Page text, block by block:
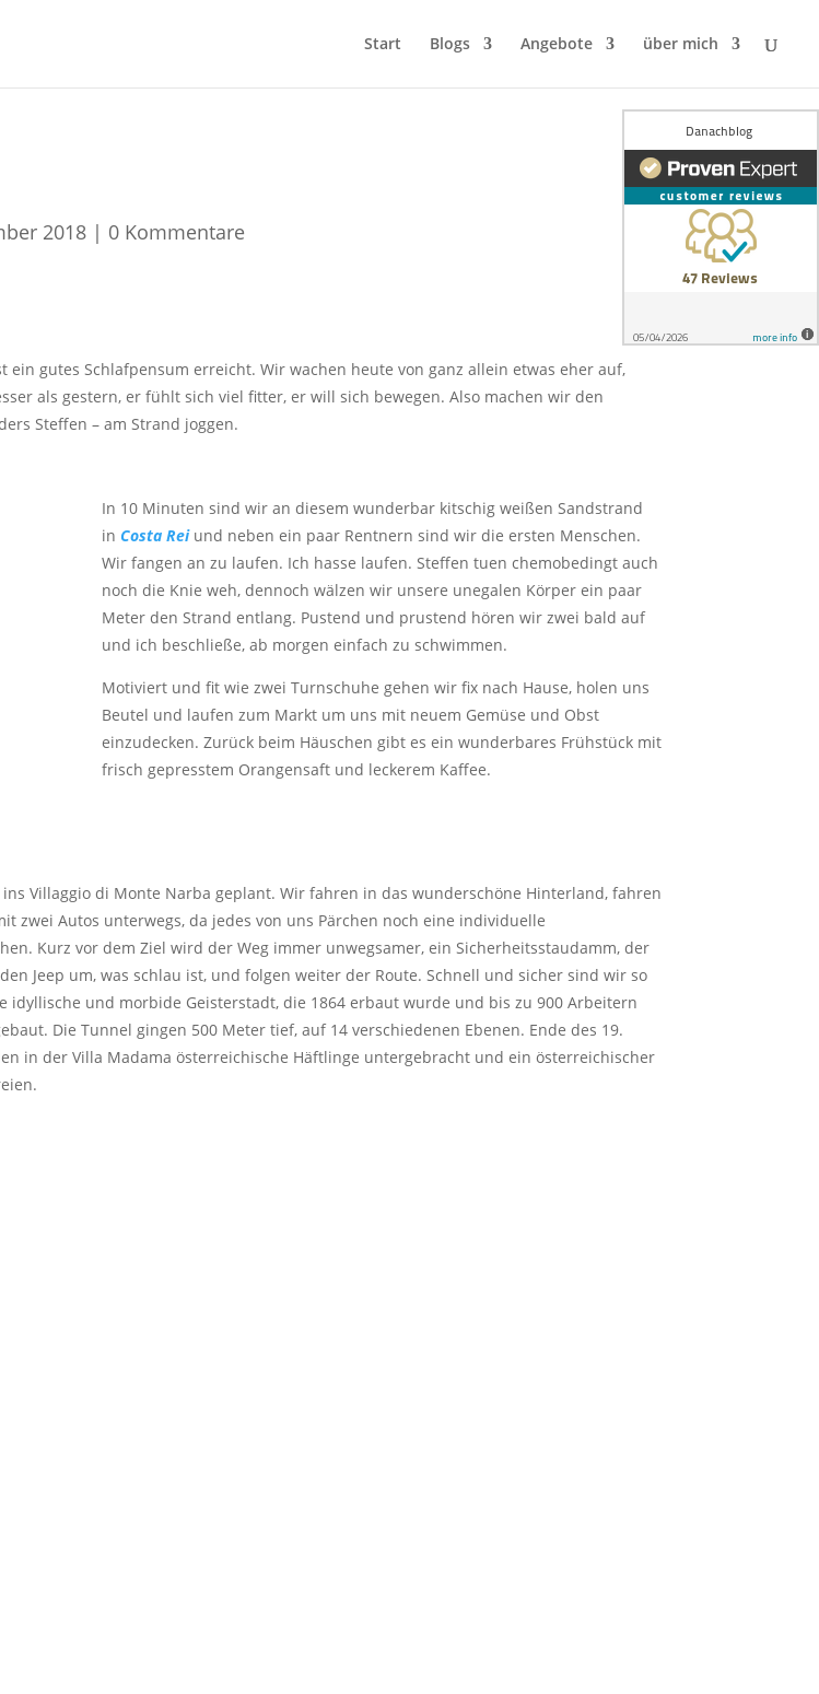
Start Blogs Angebote über mich
2018 | 0 Kommentare
gutes Schlafpensum erreicht. Wir wachen heute von ganz allein etwas eher auf,
als gestern, er fühlt sich viel fitter, er will sich bewegen. Also machen wir den
Steffen – am Strand joggen.
In 10 Minuten sind wir an diesem wunderbar kitschig weißen Sandstrand
in Costa Reiund neben ein paar Rentnern sind wir die ersten Menschen.
Wir fangen an zu laufen. Ich hasse laufen. Steffen tuen chemobedingt auch
noch die Knie weh, dennoch wälzen wir unsere unegalen Körper ein paar
Meter den Strand entlang. Pustend und prustend hören wir zwei bald auf
und ich beschließe, ab morgen einfach zu schwimmen.
Motiviert und fit wie zwei Turnschuhe gehen wir fix nach Hause, holen uns
Beutel und laufen zum Markt um uns mit neuem Gemüse und Obst
einzudecken. Zurück beim Häuschen gibt es ein wunderbares Frühstück mit
frisch gepresstem Orangensaft und leckerem Kaffee.
Villaggio di Monte Narba geplant. Wir fahren in das wunderschöne Hinterland, fahren
zwei Autos unterwegs, da jedes von uns Pärchen noch eine individuelle
Kurz vor dem Ziel wird der Weg immer unwegsamer, ein Sicherheitsstaudamm, der
Jeep um, was schlau ist, und folgen weiter der Route. Schnell und sicher sind wir so
idyllische und morbide Geisterstadt, die 1864 erbaut wurde und bis zu 900 Arbeitern
Die Tunnel gingen 500 Meter tief, auf 14 verschiedenen Ebenen. Ende des 19.
in der Villa Madama österreichische Häftlinge untergebracht und ein österreichischer